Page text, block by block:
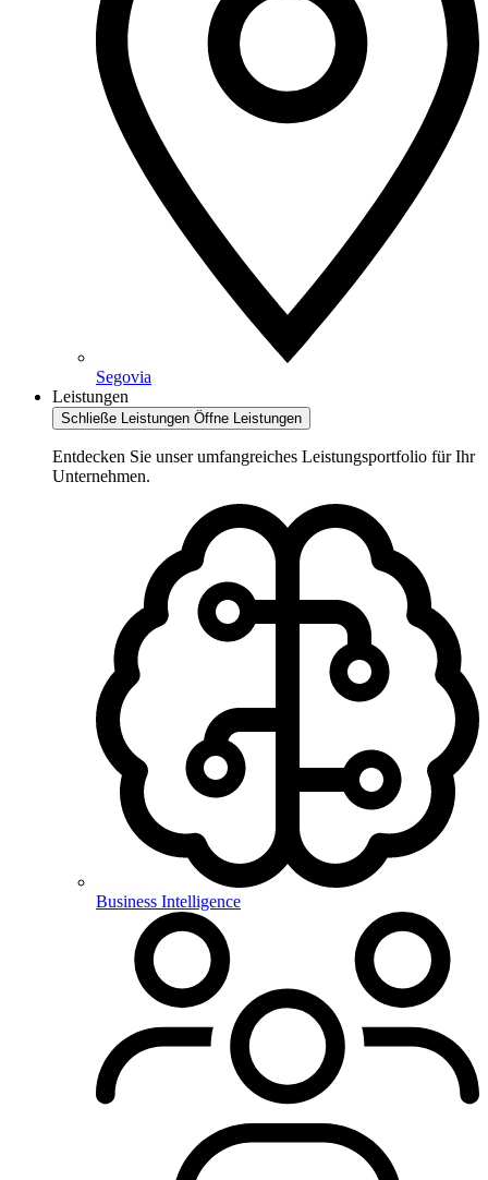
Segovia
Leistungen
Schließe Leistungen Öffne Leistungen
Entdecken Sie unser umfangreiches Leistungsportfolio für Ihr
Unternehmen.
Business Intelligence